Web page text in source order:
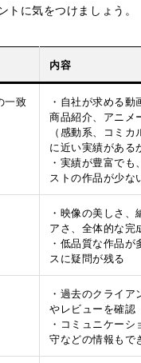
に気をつけましょう。
内容
一致
・自社が求める
商品紹介、アニメ
（感動系、コミ
に近い実績がある
・実績が豊富で
ストの作品が少
・映像の美しさ
アさ、全体的な完
・低品質な作品
スに疑問が残る
・過去のクライ
やレビューを確認
・コミュニケー
守などの情報もで